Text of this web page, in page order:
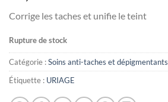
Corrige les taches et unifie le teint
Rupture de stock
Catégorie :Soins anti-taches et dépigmentants
Étiquette : URIAGE